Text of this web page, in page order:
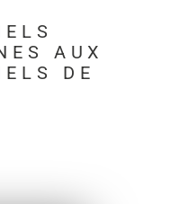
AUX
DE